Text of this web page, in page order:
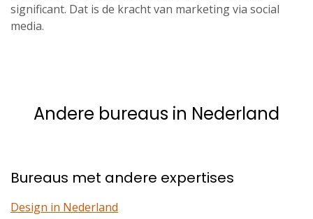
significant. Dat is de kracht van marketing via social
media.
Andere bureaus in Nederland
Bureaus met andere expertises
Design in Nederland